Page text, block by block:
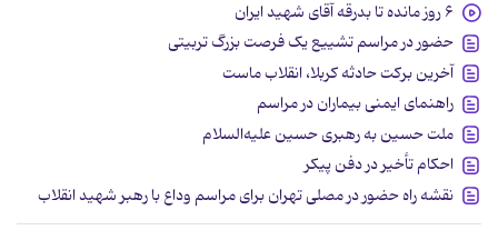
۶ روز مانده تا بدرقه آقای شهید ایران
حضور در مراسم تشییع یک فرصت بزرگ تربیتی
آخرین برکت حادثه کربلا، انقلاب ماست
راهنمای ایمنی بیماران در مراسم
ملت حسین به رهبری حسین علیه‌السلام
احکام تأخیر در دفن پیکر
نقشه راه حضور در مصلی تهران برای مراسم وداع با رهبر شهید انقلاب